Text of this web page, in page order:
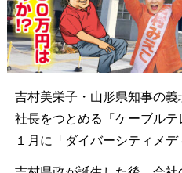
吉村美栄子・山形県知事の
社長をつとめる「ケーブル
１月に「ダイバーシティメデ